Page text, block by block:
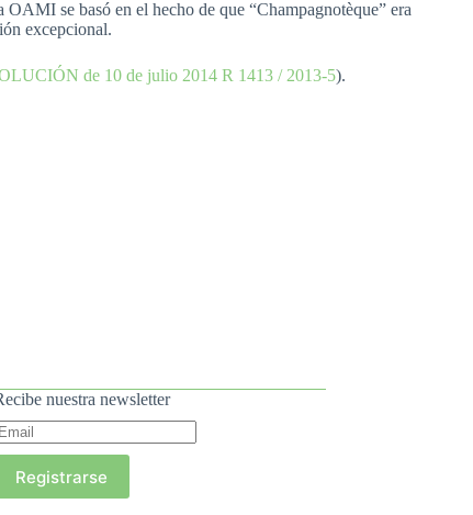
se basó en el hecho de que “Champagnotèque” era
excepcional.
de 10 de julio 2014 R 1413 / 2013-5).
nuestra newsletter
Registrarse